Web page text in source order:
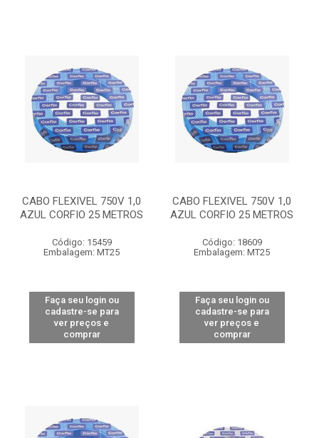
CABO FLEXIVEL 750V 1,0
AZUL CORFIO 25 METROS
Código: 15459
Embalagem: MT25
Faça seu login ou
cadastre-se para
ver preços e
comprar
CABO FLEXIVEL 750V 1,0
AZUL CORFIO 25 METROS
Código: 18609
Embalagem: MT25
Faça seu login ou
cadastre-se para
ver preços e
comprar